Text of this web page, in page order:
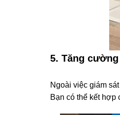
5. Tăng
Ngoài việc giám
Bạn có thể kết hợp